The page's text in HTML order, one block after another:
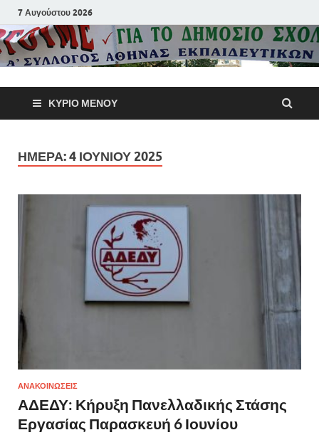
7 Αυγούστου 2026
Α΄
Αθηνών
Π.Ε.
ΚΎΡΙΟ ΜΕΝΟΎ
ΗΜΈΡΑ:4 ΙΟΥΝΊΟΥ 2025
ΑΝΑΚΟΙΝΩΣΕΙΣ
ΑΔΕΔΥ: Κήρυξη Πανελλαδικής Στάσης
Εργασίας Παρασκευή 6 Ιουνίου